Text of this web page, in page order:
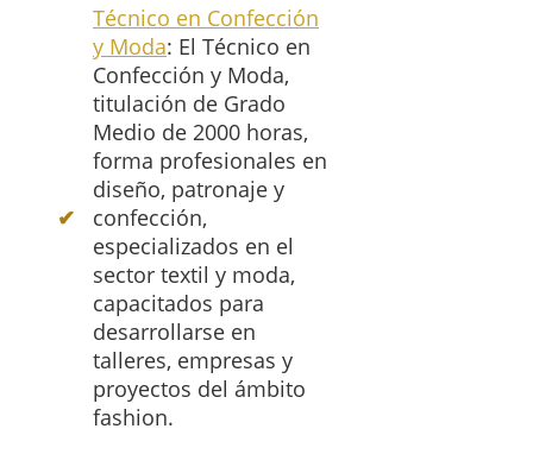
Técnico en Confección
y Moda: El Técnico en
Confección y Moda,
titulación de Grado
Medio de 2000 horas,
forma profesionales en
diseño, patronaje y
confección,
especializados en el
sector textil y moda,
capacitados para
desarrollarse en
talleres, empresas y
proyectos del ámbito
fashion.